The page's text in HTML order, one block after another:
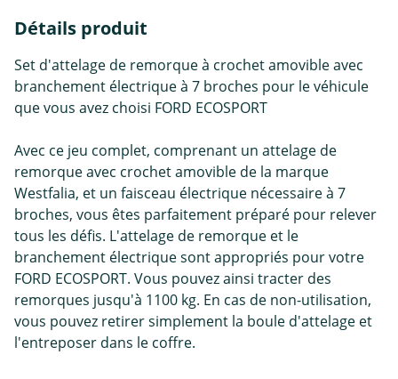
Détails produit
Set d'attelage de remorque à crochet amovible avec
branchement électrique à 7 broches pour le véhicule
que vous avez choisi FORD ECOSPORT
Avec ce jeu complet, comprenant un attelage de
remorque avec crochet amovible de la marque
Westfalia, et un faisceau électrique nécessaire à 7
broches, vous êtes parfaitement préparé pour relever
tous les défis. L'attelage de remorque et le
branchement électrique sont appropriés pour votre
FORD ECOSPORT. Vous pouvez ainsi tracter des
remorques jusqu'à 1100 kg. En cas de non-utilisation,
vous pouvez retirer simplement la boule d'attelage et
l'entreposer dans le coffre.